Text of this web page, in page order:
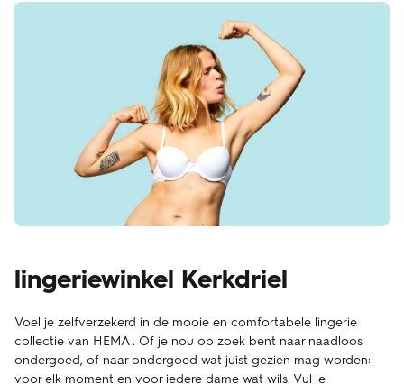
lingeriewinkel Kerkdriel
Voel je zelfverzekerd in de mooie en comfortabele lingerie
collectie van HEMA . Of je nou op zoek bent naar naadloos
ondergoed, of naar ondergoed wat juist gezien mag worden:
voor elk moment en voor iedere dame wat wils. Vul je